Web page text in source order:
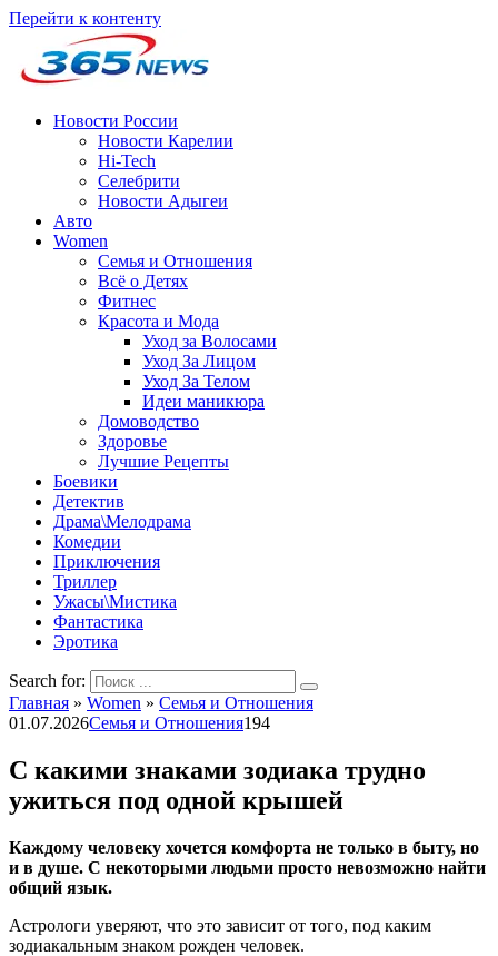
Перейти к контенту
Новости России
Новости Карелии
Hi-Tech
Селебрити
Новости Адыгеи
Авто
Women
Семья и Отношения
Всё о Детях
Фитнес
Красота и Мода
Уход за Волосами
Уход За Лицом
Уход За Телом
Идеи маникюра
Домоводство
Здоровье
Лучшие Рецепты
Боевики
Детектив
Драма\Мелодрама
Комедии
Приключения
Триллер
Ужасы\Мистика
Фантастика
Эротика
Search for:
Главная » Women » Семья и Отношения
01.07.2026Семья и Отношения194
С какими знаками зодиака трудно
ужиться под одной крышей
Каждому человеку хочется комфорта не только в быту, но
и в душе. С некоторыми людьми просто невозможно найти
общий язык.
Астрологи уверяют, что это зависит от того, под каким
зодиакальным знаком рожден человек.